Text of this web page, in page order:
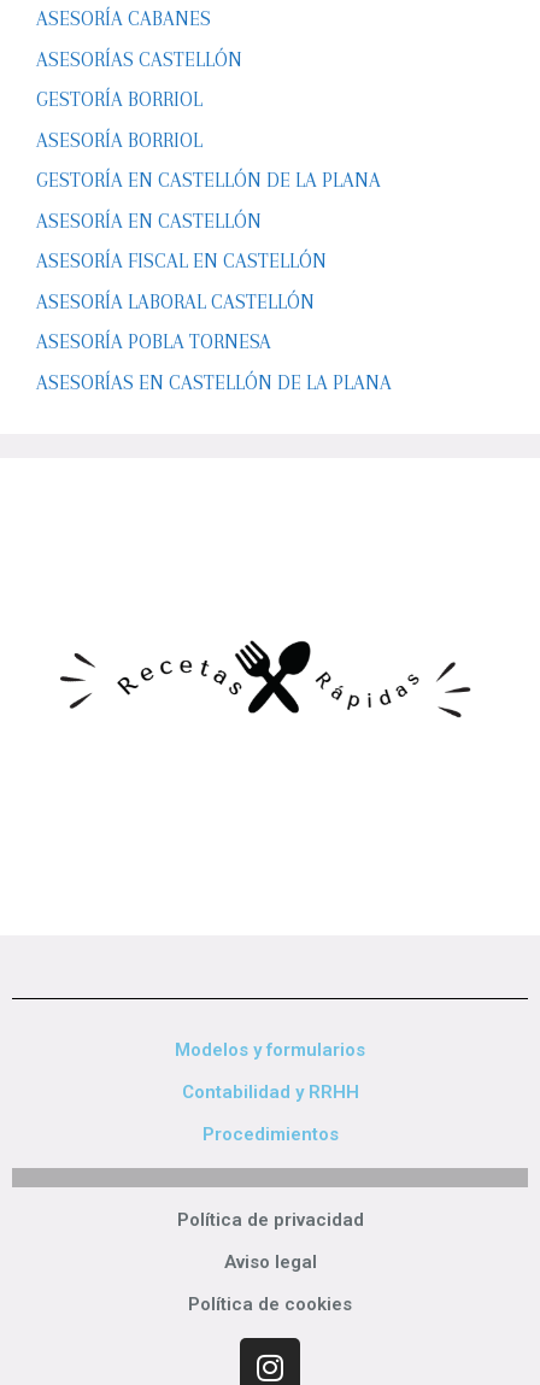
ASESORÍA CABANES
ASESORÍAS CASTELLÓN
GESTORÍA BORRIOL
ASESORÍA BORRIOL
GESTORÍA EN CASTELLÓN DE LA PLANA
ASESORÍA EN CASTELLÓN
ASESORÍA FISCAL EN CASTELLÓN
ASESORÍA LABORAL CASTELLÓN
ASESORÍA POBLA TORNESA
ASESORÍAS EN CASTELLÓN DE LA PLANA
Modelos y formularios
Contabilidad y RRHH
Procedimientos
Política de privacidad
Aviso legal
Política de cookies